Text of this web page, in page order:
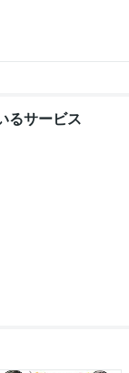
るサービス